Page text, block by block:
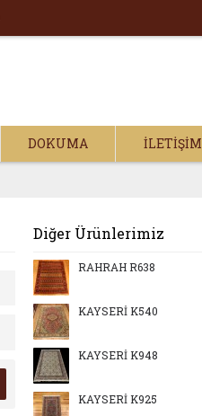
DOKUMA İLETIŞIM
Diğer Ürünlerimiz
RAHRAH R638
KAYSERİ K540
KAYSERİ K948
KAYSERİ K925